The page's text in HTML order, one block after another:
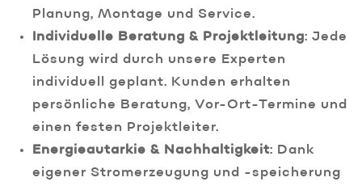
Planung, Montage und Service.
Individuelle Beratung & Projektleitung: Jede
Lösung wird durch unsere Experten
individuell geplant. Kunden erhalten
persönliche Beratung, Vor-Ort-Termine und
einen festen Projektleiter.
Energieautarkie & Nachhaltigkeit: Dank
eigener Stromerzeugung und -speicherung